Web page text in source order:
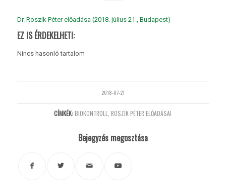
Dr. Roszík Péter előadása (2018. július 21., Budapest)
EZ IS ÉRDEKELHETI:
Nincs hasonló tartalom
2018-07-21
CÍMKÉK: BIOKONTROLL ROSZÍK PÉTER ELŐADÁSAI
Bejegyzés megosztása